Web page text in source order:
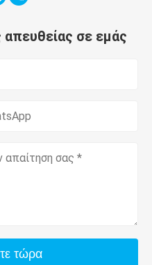
απευθείας σε εμάς
τώρα